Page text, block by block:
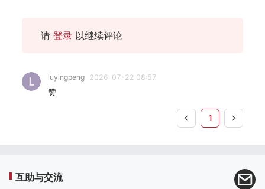
请 登录 以继续评论
luyingpeng 2026-07-22 08:57
赞
1
互助与交流